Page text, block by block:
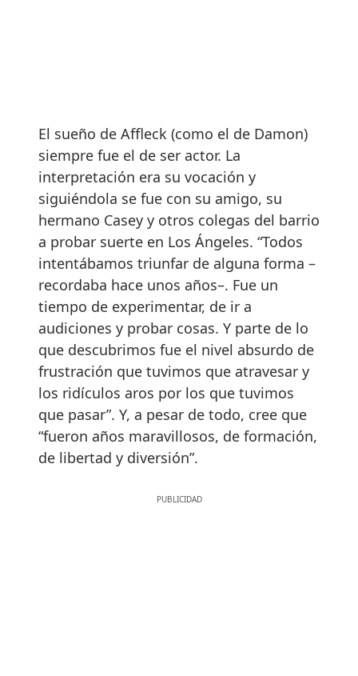
El sueño de Affleck (como el de Damon)
siempre fue el de ser actor. La
interpretación era su vocación y
siguiéndola se fue con su amigo, su
hermano Casey y otros colegas del barrio
a probar suerte en Los Ángeles. “Todos
intentábamos triunfar de alguna forma –
recordaba hace unos años–. Fue un
tiempo de experimentar, de ir a
audiciones y probar cosas. Y parte de lo
que descubrimos fue el nivel absurdo de
frustración que tuvimos que atravesar y
los ridículos aros por los que tuvimos
que pasar”. Y, a pesar de todo, cree que
“fueron años maravillosos, de formación,
de libertad y diversión”.